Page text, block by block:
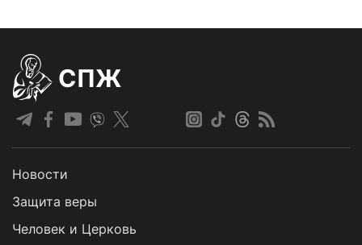
СПЖ
Новости
Защита веры
Человек и Церковь